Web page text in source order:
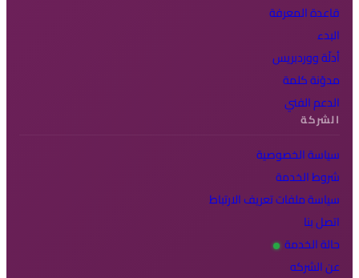
قاعدة المعرفة
البدء
أدلّة ووردبريس
مدوّنة كلمة
الدعم الفني
الشركة
سياسة الخصوصية
شروط الخدمة
سياسة ملفات تعريف الارتباط
اتصل بنا
حالة الخدمة
عن الشركه